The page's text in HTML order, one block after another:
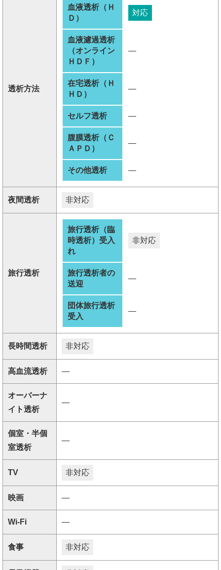
透析方法
血液透析（Ｈ
Ｄ）
対応
血液濾過透析
（オンライン
ＨＤＦ）
―
在宅透析（Ｈ
ＨＤ）
―
セルフ透析 ―
腹膜透析（Ｃ
ＡＰＤ）
―
その他透析 ―
夜間透析 非対応
旅行透析
旅行透析（臨
時透析）受入
れ
非対応
旅行透析者の
送迎
―
団体旅行透析
受入
―
長時間透析 非対応
高血流透析 ―
オーバーナ
イト透析
―
個室・半個
室透析
―
TV 非対応
映画 ―
Wi-Fi ―
食事 非対応